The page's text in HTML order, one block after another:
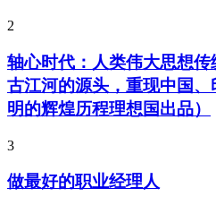
2
轴心时代：人类伟大思想
古江河的源头，重现中国
明的辉煌历程理想国出品）
3
做最好的职业经理人